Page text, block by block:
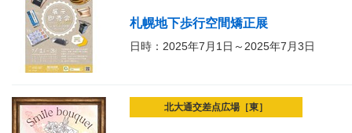
札幌地下歩行空間矯正展
日時：2025年7月1日～2025年7月3日
北大通交差点広場［東］